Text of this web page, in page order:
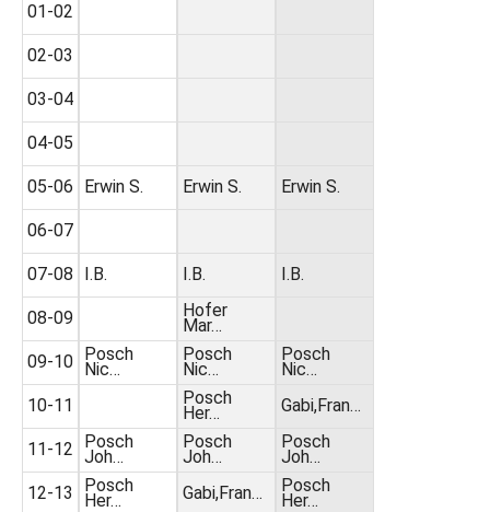
01-02
02-03
03-04
04-05
05-06
06-07
07-08
08-09
09-10
10-11
11-12
12-13
Erwin S.
I.B.
Posch
Nic…
Posch
Joh…
Posch
Her…
Erwin S.
I.B.
Hofer
Mar…
Posch
Nic…
Posch
Her…
Posch
Joh…
Gabi,Fran…
Erwin S.
I.B.
Posch
Nic…
Gabi,Fran…
Posch
Joh…
Posch
Her…